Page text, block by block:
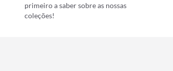
primeiro a saber sobre as nossas
coleções!